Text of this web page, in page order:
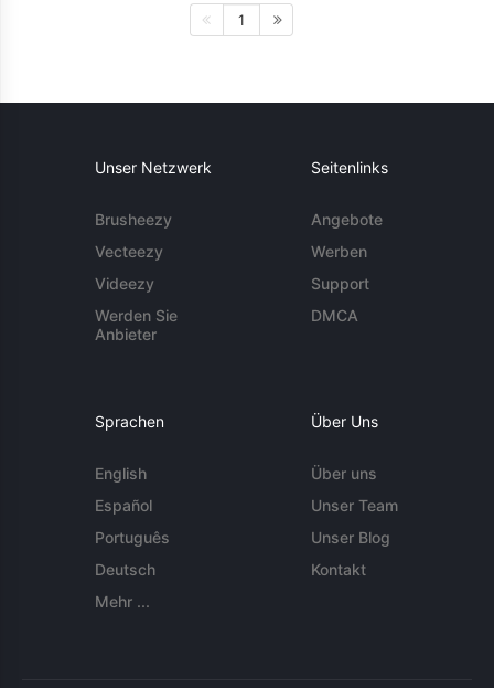
1
Unser Netzwerk
Brusheezy
Vecteezy
Videezy
Werden Sie
Anbieter
Seitenlinks
Angebote
Werben
Support
DMCA
Sprachen
English
Español
Português
Deutsch
Mehr ...
Über Uns
Über uns
Unser Team
Unser Blog
Kontakt